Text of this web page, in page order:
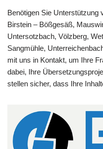
Benötigen Sie Unterstützung
Birstein – Bößgesäß,
Untersotzbach, Völzberg,
Sangmühle,
mit uns in Kontakt, um Ihre
dabei, Ihre
stellen sicher, dass Ihre